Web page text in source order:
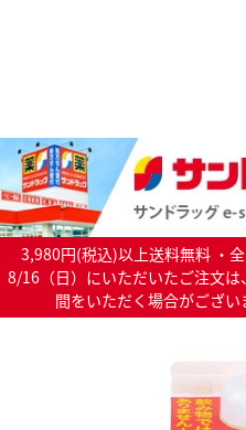
3,980円(税込)以上送料無料 ・
8/16（日）にいただいたご注文
間をいただく場合がござい